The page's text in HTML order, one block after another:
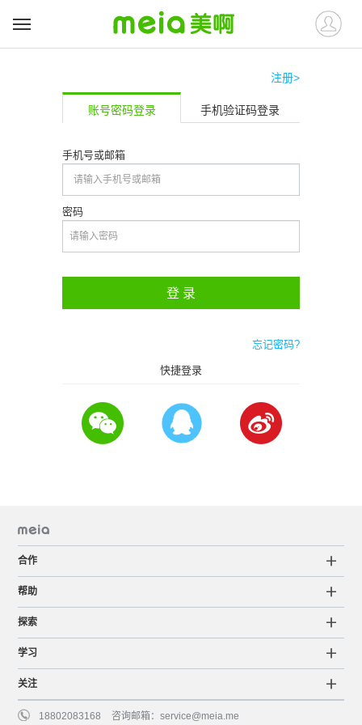
注册>
账号密码登录 手机验证码登录
手机号或邮箱
密码
登 录
快捷登录
忘记密码?
合作
帮助
探索
学习
关注
18802083168 咨询邮箱：service@meia.me